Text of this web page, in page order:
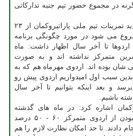
در مجموع حضور تیم جنبه تدارکاتی
وی با یادآوری اینکه دور جدید تمرینات تیم ملی پاراتیروکمان از ۲۳
می شود در مورد چگونگی برنامه
اردوها تا آخر سال اظهار داشت: ماه
متمرکز نداشته اند و به صورت
بوده اند. اردوی مهرماه هم که به
بدین سبب اول امیدواریم اردوی پیش رو
و بعد اینکه بتوانیم تا آخر سال
باشیم.
اشاره کرد: در ماه های گذشته
پاراکمانداران با وجود دور بودن از اردوی متمرکز ۶۰ - ۵۰ درصد
دادند. تا حد امکان نظارت لازم را هم